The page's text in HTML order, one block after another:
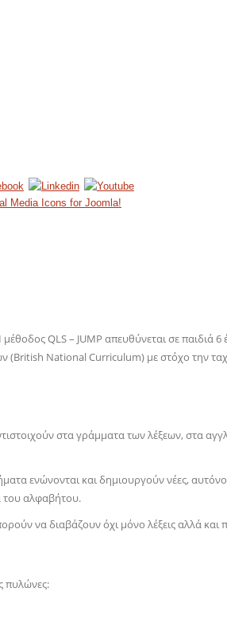
Media Icons for Joomla!
μέθοδοςQLS– JUMP απευθύνεται σε παιδιά
(British NationalCurriculum) με στόχο την
στα γράμματα των λέξεων, στα
ενώνονται και δημιουργούν νέες,
του αλφαβήτου.
να διαβάζουν όχι μόνο λέξεις αλλά και
πυλώνες: